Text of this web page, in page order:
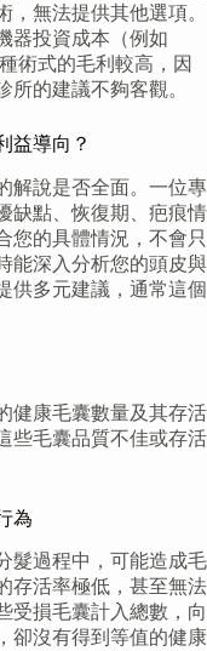
無法提供其他選項。
器投資成本（例如
術式的毛利較高，因
的建議不夠客觀。
益導向？
解說是否全面。一位專
缺點、恢復期、疤痕情
您的具體情況，不會只
能深入分析您的頭皮與
供多元建議，通常這個
健康毛囊數量及其存活
些毛囊品質不佳或存活
為
髮過程中，可能造成毛
存活率極低，甚至無法
受損毛囊計入總數，向
卻沒有得到等值的健康